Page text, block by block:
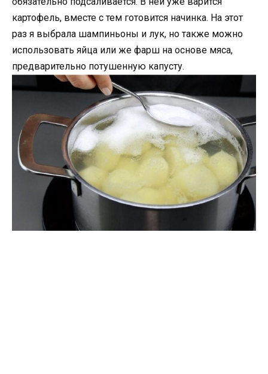
картофель, вместе с тем готовится начинка. На этот
раз я выбрала шампиньоны и лук, но также можно
использовать яйца или же фарш на основе мяса,
предварительно потушенную капусту.